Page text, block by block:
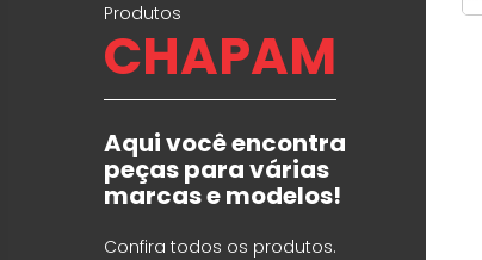
Produtos
CHAPAM
Aqui você encontra
peças para várias
marcas e modelos!
Confira todos os produtos.